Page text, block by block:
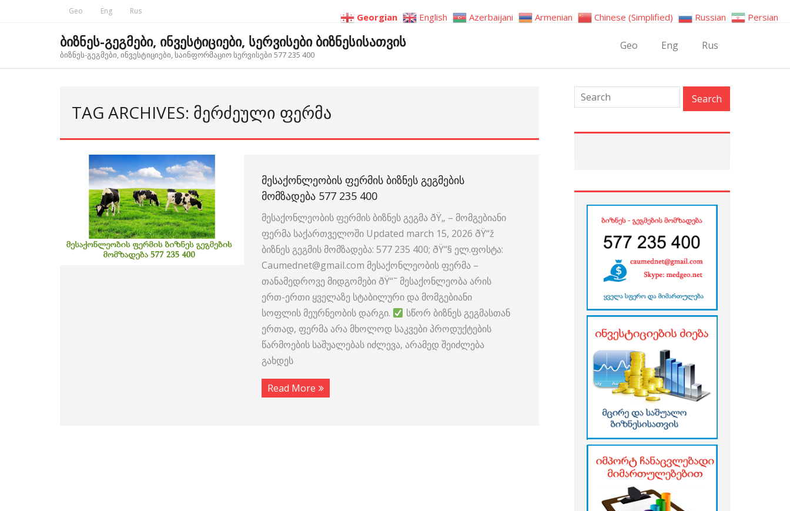
Geo Eng Rus
ბიზნეს-გეგმები, ინვესტიციები, სერვისები ბიზნესისათვის
ბიზნეს-გეგმები, ინვესტიციები, საინფორმაციო სერვისები 577 235 400
Geo Eng Rus
TAG ARCHIVES: ᲛᲔᲠᲫᲔᲣᲚᲘ ᲤᲔᲠᲛᲐ
ᲛᲔᲡᲐᲥᲝᲜᲚᲔᲝᲑᲘᲡ ᲤᲔᲠᲛᲘᲡ ᲑᲘᲖᲜᲔᲡ ᲒᲔᲒᲛᲔᲑᲘᲡ
ᲛᲝᲛᲖᲐᲓᲔᲑᲐ 577 235 400
მესაქონლეობის ფერმის ბიზნეს გეგმა ðŸ„ – მომგებიანი
ფერმა საქართველოში Updated march 15, 2026 ðŸ“ž
ბიზნეს გეგმის მომზადება: 577 235 400; ðŸ“§ ელ.ფოსტა:
Caumednet@gmail.com მესაქონლეობის ფერმა –
თანამედროვე მიდგომები ðŸ“˜ მესაქონლეობა არის
ერთ-ერთი ყველაზე სტაბილური და მომგებიანი
სოფლის მეურნეობის დარგი.
სწორ ბიზნეს გეგმასთან
ერთად, ფერმა არა მხოლოდ საკვები პროდუქტების
წარმოების საშუალებას იძლევა, არამედ შეიძლება
გახდეს
Read More
Georgian English Azerbaijani Armenian Chinese (Simplified) Russian Persian